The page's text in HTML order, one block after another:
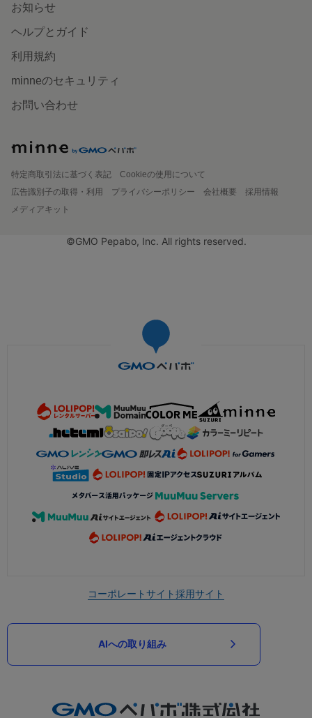
お知らせ
ヘルプとガイド
利用規約
minneのセキュリティ
お問い合わせ
特定商取引法に基づく表記
Cookieの使用について
広告識別子の取得・利用
プライバシーポリシー 会社概要
採用情報
メディアキット
©GMO Pepabo, Inc. All rights reserved.
コーポレートサイト採用サイト
AIへの取り組み